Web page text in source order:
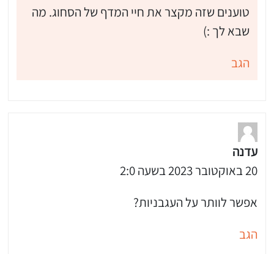
שלי "פודיק" כמנויים עוד היום!
טוענים שזה מקצר את חיי המדף של הסחוג. מה
שבא לך :)
הגב
עדנה
20 באוקטובר 2023 בשעה 2:0
אפשר לוותר על העגבניות?
הגב